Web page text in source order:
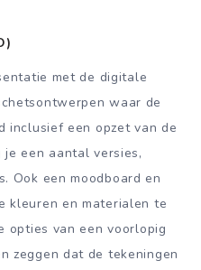
met de digitale
waar de
inclusief een opzet van de
je een aantal versies,
Ook een moodboard en
kleuren en materialen te
opties van een voorlopig
zeggen dat de tekeningen